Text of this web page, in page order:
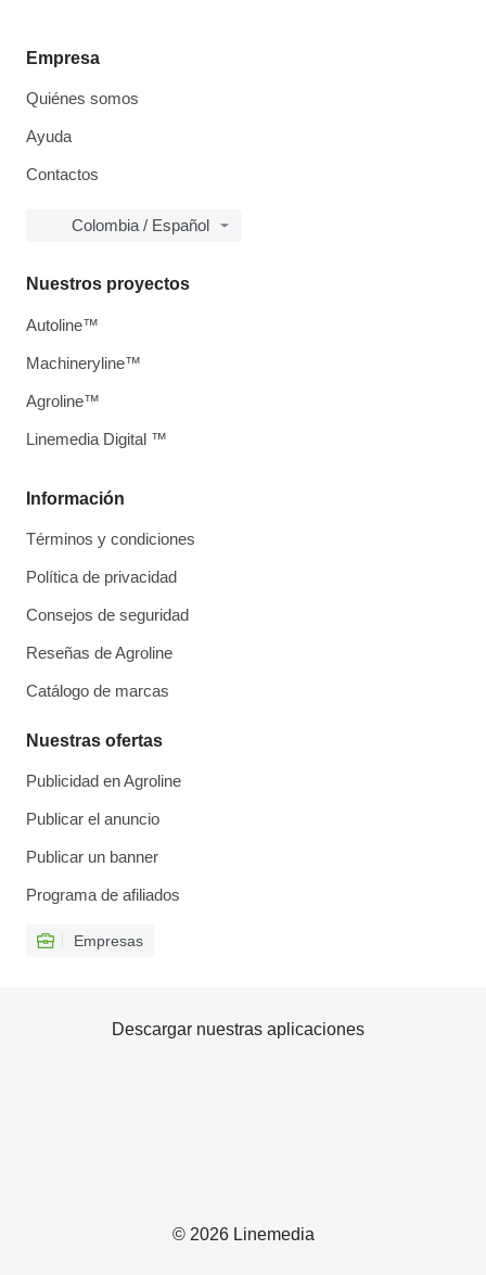
Empresa
Quiénes somos
Ayuda
Contactos
Colombia / Español
Información
Términos y condiciones
Política de privacidad
Consejos de seguridad
Reseñas de Agroline
Catálogo de marcas
Nuestras ofertas
Publicidad en Agroline
Publicar el anuncio
Publicar un banner
Programa de afiliados
Empresas
Nuestros proyectos
Autoline™
Machineryline™
Agroline™
Linemedia Digital ™
© 2026 Linemedia
Descargar nuestras aplicaciones